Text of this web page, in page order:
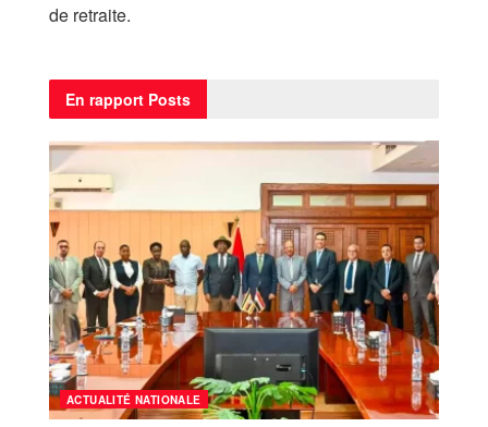
de retraite.
En rapport Posts
ACTUALITÉ NATIONALE